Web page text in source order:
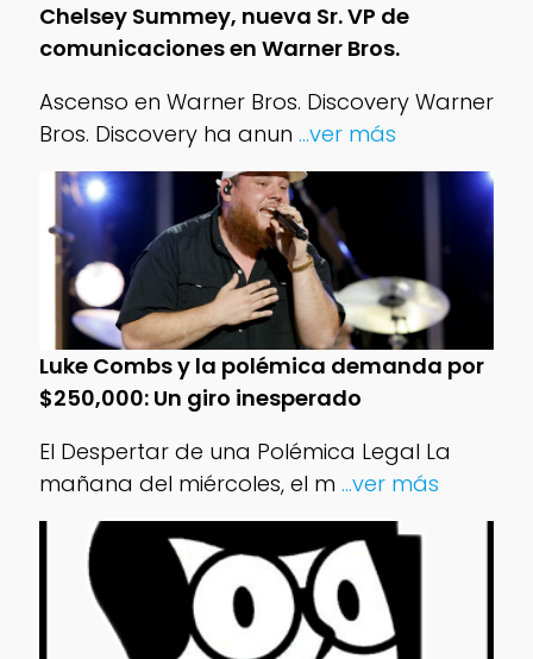
Chelsey Summey, nueva Sr. VP de
comunicaciones en Warner Bros.
Ascenso en Warner Bros. Discovery Warner
Bros. Discovery ha anun ...ver más
Luke Combs y la polémica demanda por
$250,000: Un giro inesperado
El Despertar de una Polémica Legal La
mañana del miércoles, el m ...ver más